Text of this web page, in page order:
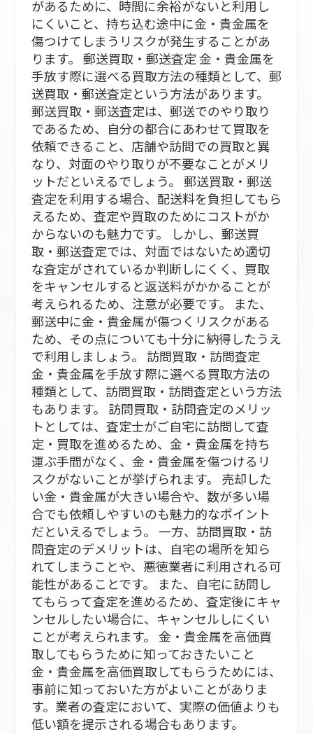
があるために、時間に余裕がないと利用し
にくいこと、持ち込む途中に金・貴金属を
傷つけてしまうリスクが発生することがあ
ります。 郵送買取・郵送査定 金・貴金属を
手放す際に選べる買取方法の種類として、郵
送買取・郵送査定という方法があります。
郵送買取・郵送査定は、郵送でのやり取り
であるため、自分の都合にあわせて買取を
依頼できること、店舗や訪問での買取と異
なり、対面のやり取りが不要なことがメリ
ットだといえるでしょう。 郵送買取・郵送
査定を利用する場合、配送料を負担してもら
えるため、査定や買取のためにコストがか
からないのも魅力です。 しかし、郵送買
取・郵送査定では、対面ではないため適切
な査定がされているか判断しにくく、買取
をキャンセルすると返送料がかかることが
考えられるため、注意が必要です。 また、
郵送中に金・貴金属が傷つくリスクがある
ため、その点についても十分に納得したうえ
で利用しましょう。 訪問買取・訪問査定
金・貴金属を手放す際に選べる買取方法の
種類として、訪問買取・訪問査定という方法
もあります。 訪問買取・訪問査定のメリッ
トとしては、査定士がご自宅に訪問して査
定・買取を進めるため、金・貴金属を持ち
運ぶ手間がなく、金・貴金属を傷つけるリ
スクがないことが挙げられます。 売却した
い金・貴金属が大きい場合や、数が多い場
合でも依頼しやすいのも魅力的なポイント
だといえるでしょう。 一方、訪問買取・訪
問査定のデメリットは、自宅の場所を知ら
れてしまうことや、悪徳業者に利用される可
能性があることです。 また、自宅に訪問し
てもらって査定を進めるため、査定後にキャ
ンセルしたい場合に、キャンセルしにくい
ことが考えられます。 金・貴金属を高価買
取してもらうために知っておきたいこと
金・貴金属を高価買取してもらうためには、
事前に知っておいた方がよいことがありま
す。業者の査定において、実際の価値よりも
低い額を提示される場合もあります。